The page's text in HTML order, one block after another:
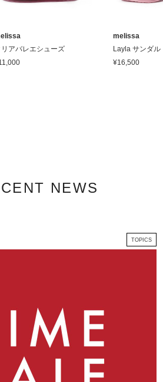
リアバレエシューズ
melissa
Layla サンダル
¥16,500
NEWS
TOPICS